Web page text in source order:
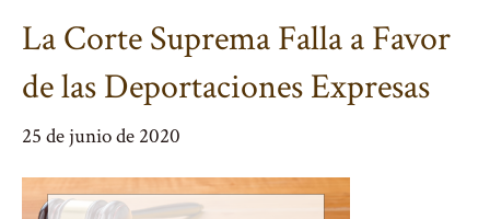
La Corte Suprema Falla a Favor
de las Deportaciones Expresas
25 de junio de 2020